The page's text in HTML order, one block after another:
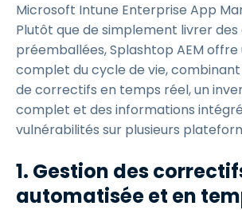
Microsoft Intune Enterprise App
Plutôt que de simplement livrer
préemballées, Splashtop AEM
complet du cycle de vie,
de correctifs en temps réel, un
complet et des informations
vulnérabilités sur plusieurs
1. Gestion des
automatisée et en